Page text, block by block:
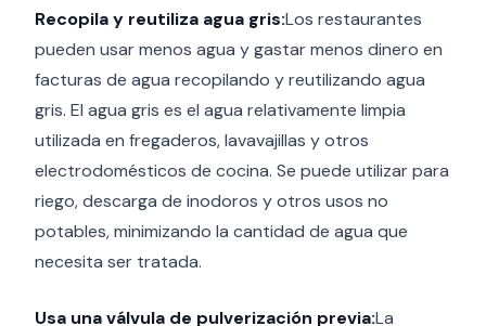
Recopila y reutiliza agua gris:Los restaurantes
pueden usar menos agua y gastar menos dinero en
facturas de agua recopilando y reutilizando agua
gris. El agua gris es el agua relativamente limpia
utilizada en fregaderos, lavavajillas y otros
electrodomésticos de cocina. Se puede utilizar para
riego, descarga de inodoros y otros usos no
potables, minimizando la cantidad de agua que
necesita ser tratada.
Usa una válvula de pulverización previa:La